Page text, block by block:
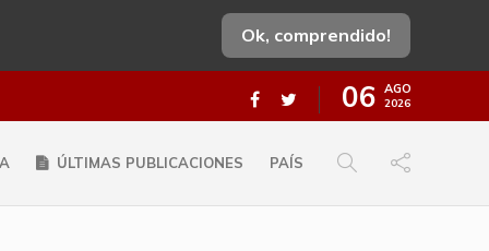
Ok, comprendido!
06 AGO
2026
ÚLTIMAS PUBLICACIONES PAÍS